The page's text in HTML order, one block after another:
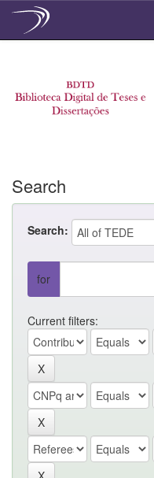
Search
Search:
for
Current filters: